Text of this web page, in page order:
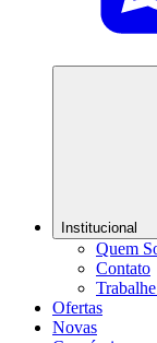
Institucional
Quem
Contato
Ofertas
Novas